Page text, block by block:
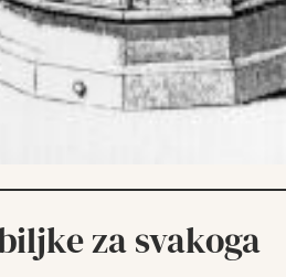
za svakoga